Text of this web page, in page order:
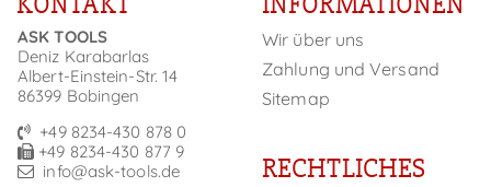
ASK TOOLS
Deniz Karabarlas
Albert-Einstein-Str. 14
86399 Bobingen
+49 8234-430 878 0
+49 8234-430 877 9
info@ask-tools.de
Wir über uns
Zahlung und Versand
Sitemap
RECHTLICHES